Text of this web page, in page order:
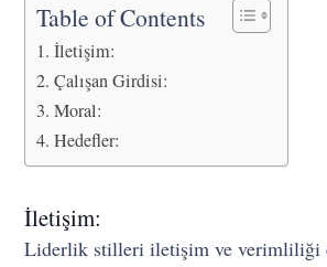
Table of Contents
İletişim:
Çalışan Girdisi:
Moral:
Hedefler:
İletişim:
Liderlik stilleri iletişim ve verimliliği